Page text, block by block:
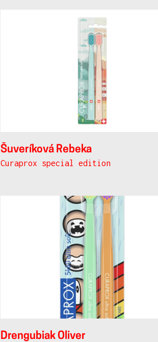
Šuveríková Rebeka
Curaprox special edition
Drengubiak Oliver